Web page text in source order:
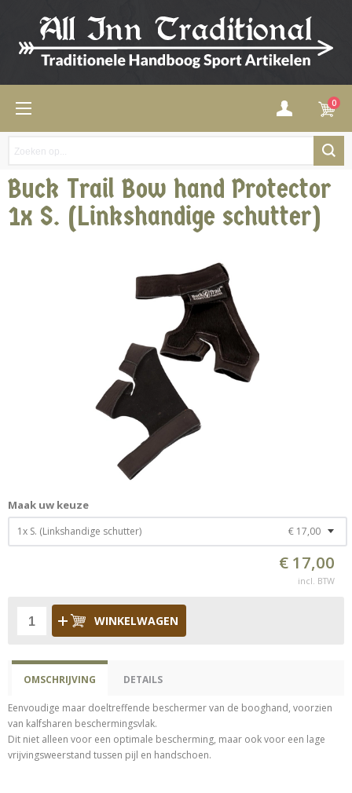
0
Buck Trail Bow hand Protector
1x S. (Linkshandige schutter)
Maak uw keuze
1x S. (Linkshandige schutter) € 17,00
€ 17,00
incl. BTW
WINKELWAGEN
OMSCHRIJVING DETAILS
Eenvoudige maar doeltreffende beschermer van de booghand, voorzien
van kalfsharen beschermingsvlak.
Dit niet alleen voor een optimale bescherming, maar ook voor een lage
vrijvingsweerstand tussen pijl en handschoen.